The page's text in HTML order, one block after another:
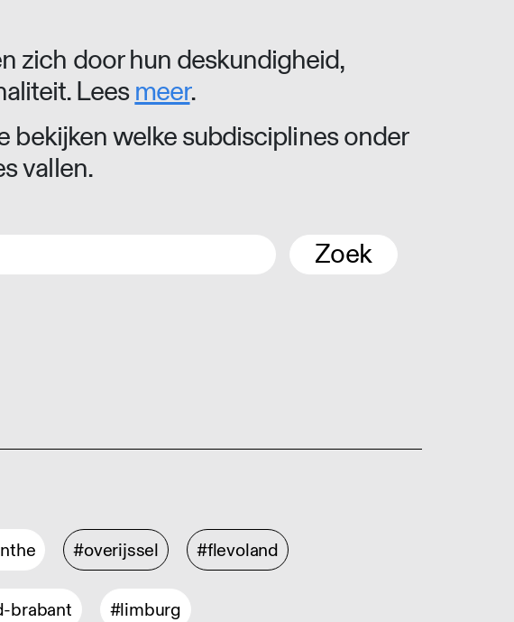
zich door hun deskundigheid,
Leesmeer.
bekijken welke subdisciplines onder
vallen.
Zoek
#overijssel #flevoland
brabant #limburg